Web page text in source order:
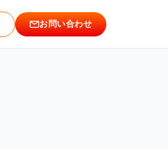
お問い合わせ